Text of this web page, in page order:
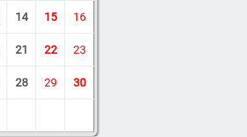
14 15 16
21 22 23
28 29 30